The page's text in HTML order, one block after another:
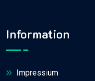
Information
Impressium